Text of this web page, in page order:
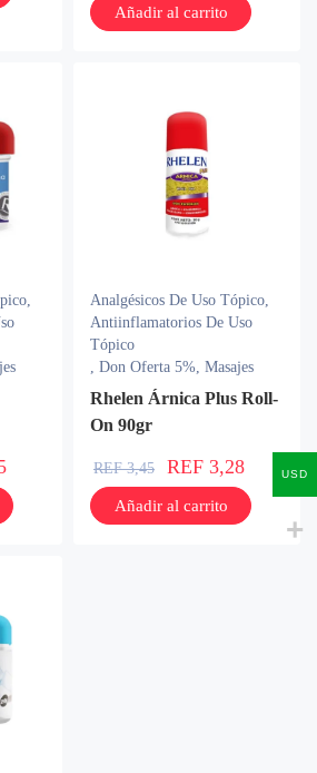
Añadir al carrito
,
Analgésicos De Uso Tópico,
Antiinflamatorios De Uso
Tópico
, Don Oferta 5%, Masajes
Rhelen Árnica Plus Roll-
On 90gr
REF3,45 REF 3,28
Añadir al carrito
USD